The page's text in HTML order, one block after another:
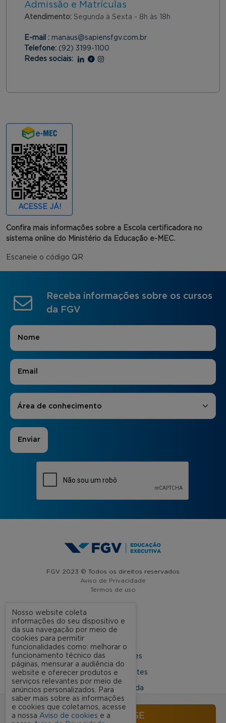
INSCREVA-SE
Admissão e Matrículas
Atendimento: Segunda à Sexta - 8h às 18h
E-mail : manaus@sapiensfgv.com.br
Telefone: (92) 3199-1100
Redes sociais:
Linkedin
Facebook
ACESSE JÁ!
Confira mais informações sobre a Escola certificadora no
sistema online do Ministério da Educação e-MEC.
Escaneie o código QR
Receba informações sobre os cursos
da FGV
Nome
E-mail
Áreas de Interesse
Área de conhecimento
FGV 2023 © Todos os direitos reservados
Aviso de Privacidade
Termos de uso
A FGV
Nossas Unidades
Dúvidas Frequentes
Rede Conveniada
Ouvidoria Acadêmica
Nosso website coleta
informações do seu dispositivo e
da sua navegação por meio de
cookies para permitir
funcionalidades como: melhorar o
funcionamento técnico das
páginas, mensurar a audiência do
website e oferecer produtos e
serviços relevantes por meio de
anúncios personalizados. Para
saber mais sobre as informações
e cookies que coletamos, acesse
a nossa Aviso de cookies e a